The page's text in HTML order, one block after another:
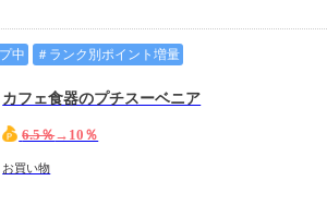
中 ＃ランク別ポイント増量
カフェ食器のプチスーベニア
6.5％→10％
お買い物